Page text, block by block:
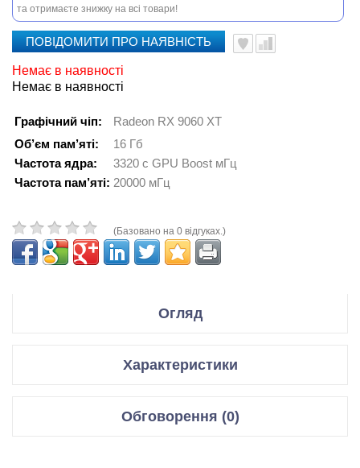
та отримаєте знижку на всі товари!
ПОВІДОМИТИ ПРО НАЯВНІСТЬ
Немає в наявності
Немає в наявності
Графічний чіп:
Radeon RX 9060 XT
Об’єм пам’яті:
16 Гб
Частота ядра:
3320 с GPU Boost мГц
Частота пам’яті: 20000 мГц
(Базовано на 0 відгуках.)
Огляд
Код производителя RX-96TS316B7
Характеристики
Обговорення (0)